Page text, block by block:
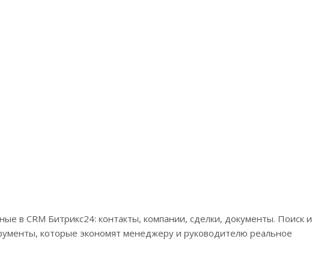
в CRM Битрикс24: контакты, компании, сделки, документы. Поиск и
которые экономят менеджеру и руководителю реальное